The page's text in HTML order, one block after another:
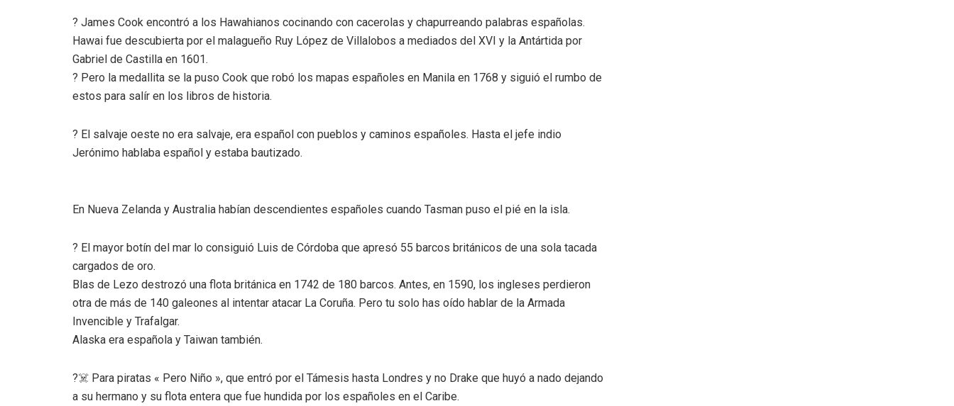
? James Cook encontró a los Hawahianos cocinando con cacerolas y chapurreando palabras españolas.
Hawai fue descubierta por el malagueño Ruy López de Villalobos a mediados del XVI y la Antártida por
Gabriel de Castilla en 1601.
? Pero la medallita se la puso Cook que robó los mapas españoles en Manila en 1768 y siguió el rumbo de
estos para salír en los libros de historia.
? El salvaje oeste no era salvaje, era español con pueblos y caminos españoles. Hasta el jefe indio
Jerónimo hablaba español y estaba bautizado.
En Nueva Zelanda y Australia habían descendientes españoles cuando Tasman puso el pié en la isla.
? El mayor botín del mar lo consiguió Luis de Córdoba que apresó 55 barcos británicos de una sola tacada
cargados de oro.
Blas de Lezo destrozó una flota británica en 1742 de 180 barcos. Antes, en 1590, los ingleses perdieron
otra de más de 140 galeones al intentar atacar La Coruña. Pero tu solo has oído hablar de la Armada
Invencible y Trafalgar.
Alaska era española y Taiwan también.
?‍☠️ Para piratas « Pero Niño », que entró por el Támesis hasta Londres y no Drake que huyó a nado dejando
a su hermano y su flota entera que fue hundida por los españoles en el Caribe.